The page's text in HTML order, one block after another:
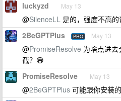
luckyzd May 13
@SilenceLL 是的，强度不高
2BeGPTPlus PRO May 13
@PromiseResolve 为啥点进
截？😅
PromiseResolve May 13
@2BeGPTPlus 可能跟你安装